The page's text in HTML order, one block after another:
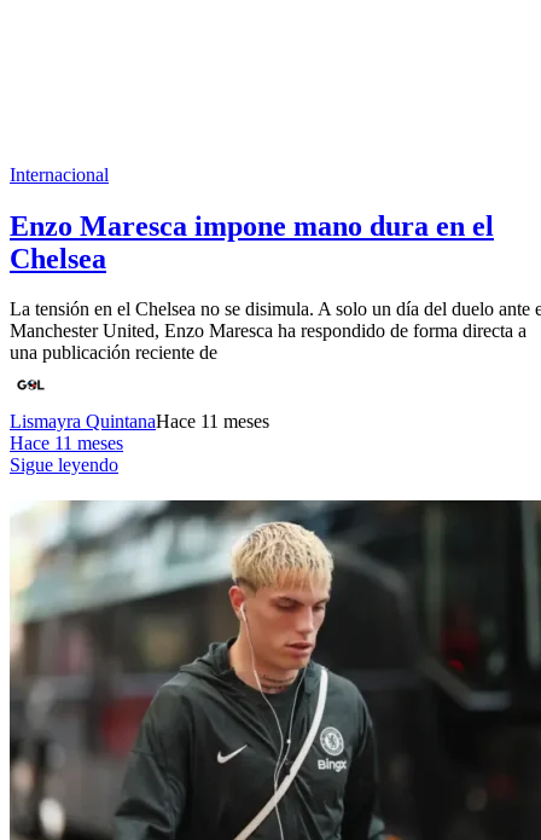
Internacional
Enzo Maresca impone mano dura en el
Chelsea
La tensión en el Chelsea no se disimula. A solo un día del duelo ante
Manchester United, Enzo Maresca ha respondido de forma directa a
una publicación reciente de
Lismayra QuintanaHace 11 meses
Hace 11 meses
Sigue leyendo